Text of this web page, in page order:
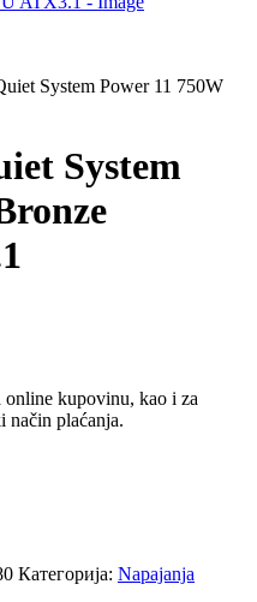
System Power 11 750W
System
online kupovinu, kao i za
način plaćanja.
Категорија: Napajanja